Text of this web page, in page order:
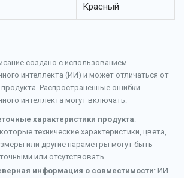
Красный
создано с использованием
интеллекта (ИИ) и может отличаться от
продукта. Распространенные ошибки
интеллекта могут включать:
характеристики продукта:
технические характеристики, цвета,
или другие параметры могут быть
или отсутствовать.
информация о совместимости: ИИ